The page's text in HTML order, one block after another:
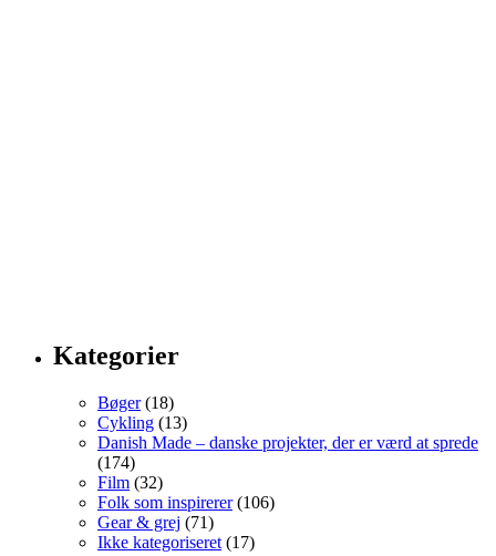
Kategorier
Bøger(18)
Cykling (13)
Danish Made – danske projekter, der er værd at sprede
(174)
Film (32)
Folk som inspirerer(106)
Gear & grej (71)
Ikke kategoriseret (17)